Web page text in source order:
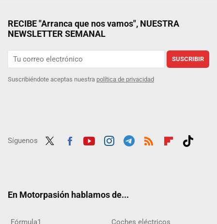
RECIBE "Arranca que nos vamos", NUESTRA
NEWSLETTER SEMANAL
SUSCRIBIR
Suscribiéndote aceptas nuestra política de privacidad
Síguenos
En Motorpasión hablamos de...
Fórmula1 Coches eléctricos